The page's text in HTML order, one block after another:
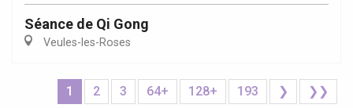
Séance de Qi Gong
Veules-les-Roses
1 2 3 64+ 128+ 193 ❯ ❯❯